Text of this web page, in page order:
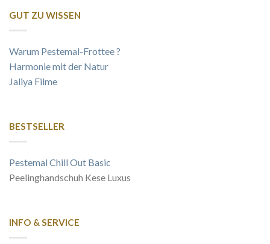
GUT ZU WISSEN
Warum Pestemal-Frottee ?
Harmonie mit der Natur
Jaliya Filme
BESTSELLER
Pestemal Chill Out Basic
Peelinghandschuh Kese Luxus
INFO & SERVICE